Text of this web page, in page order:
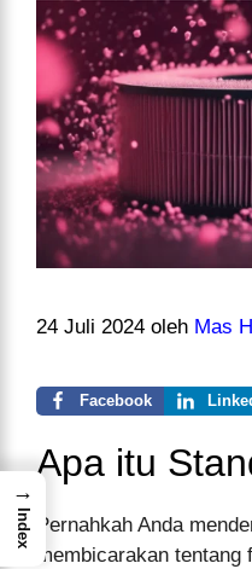
24 Juli 2024 oleh Mas
Facebook
Apa itu
Pernahkah Anda
membicarakan
→
Index